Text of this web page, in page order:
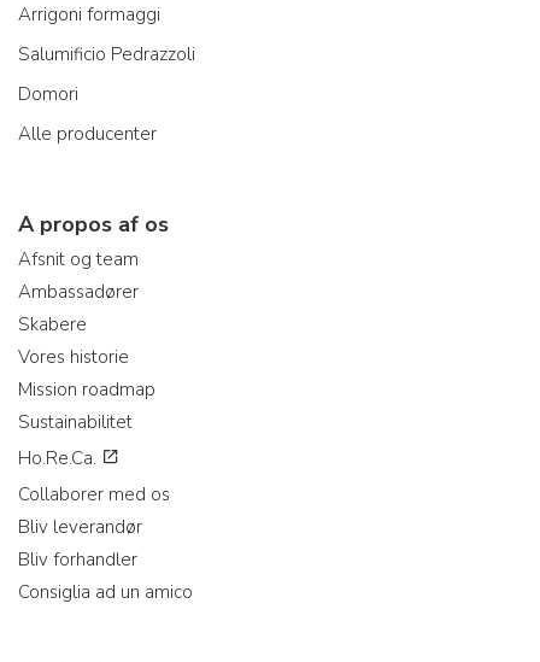
Arrigoni formaggi
Salumificio Pedrazzoli
Domori
Alle producenter
A propos af os
Afsnit og team
Ambassadører
Skabere
Vores historie
Mission roadmap
Sustainabilitet
Ho.Re.Ca.
Collaborer med os
Bliv leverandør
Bliv forhandler
Consiglia ad un amico